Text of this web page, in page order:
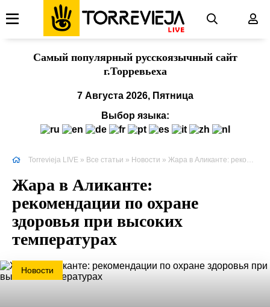
Cамый популярный русскоязычный сайт
г.Торревьеха
7 Августа 2026, Пятница
Выбор языка:
Torrevieja LIVE » Все статьи » Новости » Жара в Аликанте: рекомендации по охране здоровья при высоких температурах
Жара в Аликанте:
рекомендации по охране
здоровья при высоких
температурах
Новости